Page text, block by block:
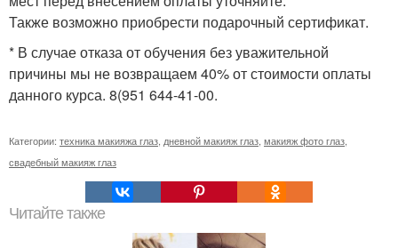
Также возможно приобрести подарочный сертификат.
* В случае отказа от обучения без уважительной
причины мы не возвращаем 40% от стоимости оплаты
данного курса. 8(951 644-41-00.
Категории: техника макияжа глаз дневной макияж глаз макияж фото глаз
свадебный макияж глаз
Читайте также